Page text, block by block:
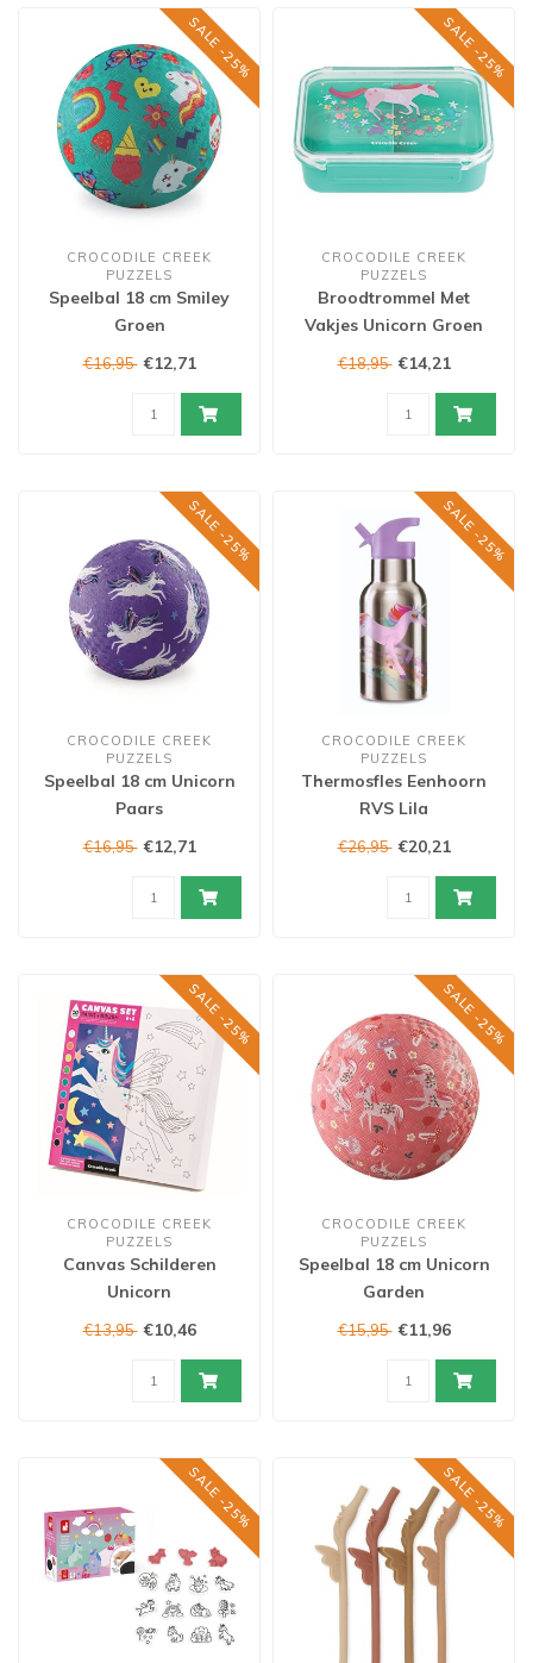
SALE -25%
CROCODILE CREEK
PUZZELS
Speelbal 18 cm Smiley
Groen
€16,95 €12,71
SALE -25%
CROCODILE CREEK
PUZZELS
Broodtrommel Met
Vakjes Unicorn Groen
€18,95 €14,21
SALE -25%
CROCODILE CREEK
PUZZELS
Speelbal 18 cm Unicorn
Paars
€16,95 €12,71
SALE -25%
CROCODILE CREEK
PUZZELS
Thermosfles Eenhoorn
RVS Lila
€26,95 €20,21
SALE -25%
CROCODILE CREEK
PUZZELS
Canvas Schilderen
Unicorn
€13,95 €10,46
SALE -25%
CROCODILE CREEK
PUZZELS
Speelbal 18 cm Unicorn
Garden
€15,95 €11,96
SALE -25% SALE -25%